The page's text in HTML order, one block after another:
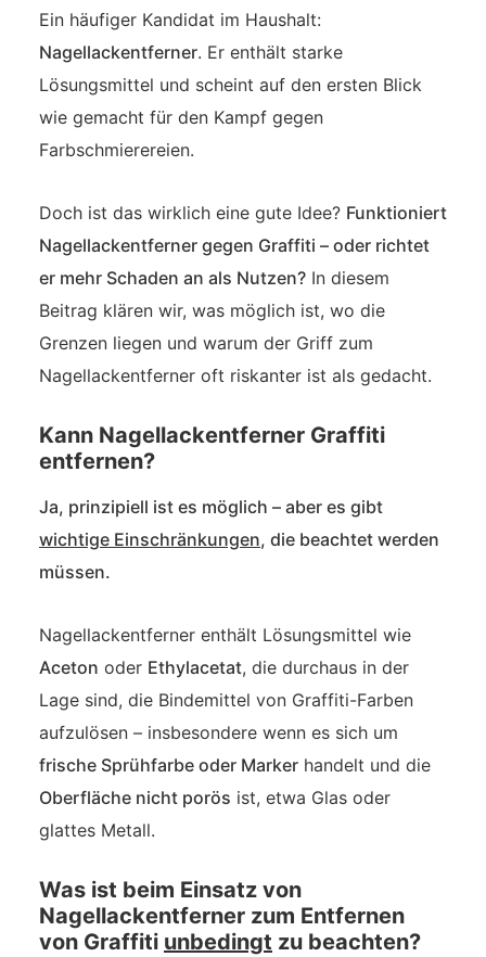
Ein häufiger Kandidat im Haushalt:
Nagellackentferner. Er enthält starke
Lösungsmittel und scheint auf den ersten Blick
wie gemacht für den Kampf gegen
Farbschmierereien.
Doch ist das wirklich eine gute Idee? Funktioniert
Nagellackentferner gegen Graffiti – oder richtet
er mehr Schaden an als Nutzen? In diesem
Beitrag klären wir, was möglich ist, wo die
Grenzen liegen und warum der Griff zum
Nagellackentferner oft riskanter ist als gedacht.
Kann Nagellackentferner Graffiti
entfernen?
Ja, prinzipiell ist es möglich – aber es gibt
wichtige Einschränkungen, die beachtet werden
müssen.
Nagellackentferner enthält Lösungsmittel wie
Aceton oder Ethylacetat, die durchaus in der
Lage sind, die Bindemittel von Graffiti-Farben
aufzulösen – insbesondere wenn es sich um
frische Sprühfarbe oder Marker handelt und die
Oberfläche nicht porös ist, etwa Glas oder
glattes Metall.
Was ist beim Einsatz von
Nagellackentferner zum Entfernen
von Graffiti unbedingt zu beachten?